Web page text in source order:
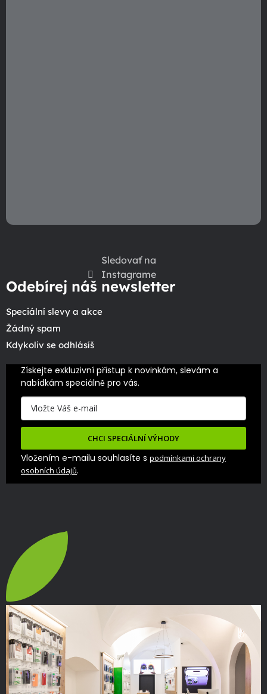
Sledovať na
Instagrame
Odebírej náš newsletter
Speciální slevy a akce
Žádný spam
Kdykoliv se odhlásíš
Získejte exkluzivní přístup k novinkám, slevám a
nabídkám speciálně pro vás.
CHCI SPECIÁLNÍ VÝHODY
Vložením e-mailu souhlasíte s podmínkami ochrany
osobních údajů.